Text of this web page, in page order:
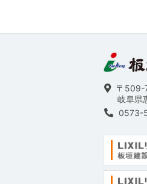
〒509-
岐阜県
0573-